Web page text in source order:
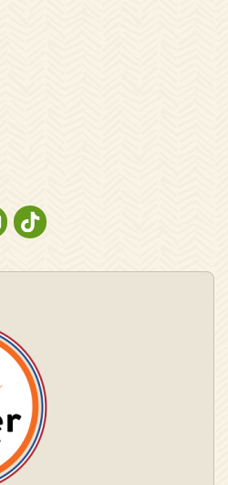
OP INSTAGRAM
OP PINTEREST
OP YOUTUBE
NATURESCANNER OP TIKTOK